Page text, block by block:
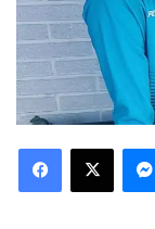
Facebook
X